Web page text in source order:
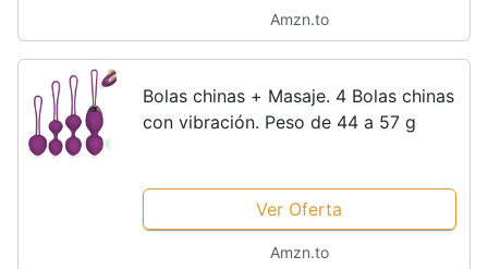
Amzn.to
Bolas chinas + Masaje. 4 Bolas chinas
con vibración. Peso de 44 a 57 g
Ver Oferta
Amzn.to